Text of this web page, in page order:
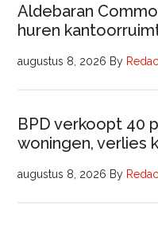
Aldebaran
huren
augustus 8, 2026 By
BPD verkoopt 40
woningen, verlies
augustus 8, 2026 By